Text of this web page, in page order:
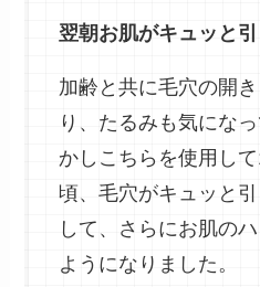
翌朝お肌がキュッと
加齢と共に毛穴の開
り、たるみも気にな
かしこちらを使用し
頃、毛穴がキュッと
して、さらにお肌の
ようになりました。